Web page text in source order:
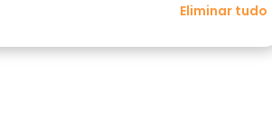
Eliminar tudo